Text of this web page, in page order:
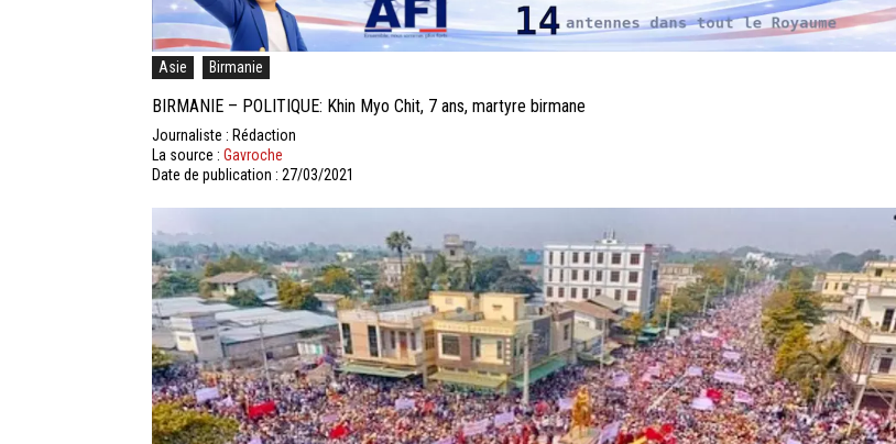
Asie Birmanie
BIRMANIE – POLITIQUE: Khin Myo Chit, 7 ans, martyre birmane
Journaliste : Rédaction
La source : Gavroche
Date de publication : 27/03/2021